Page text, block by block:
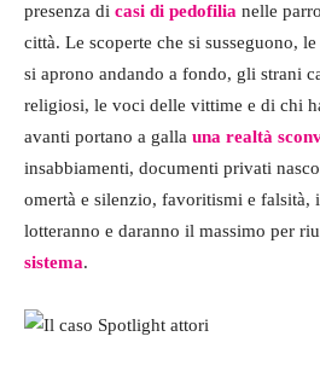
presenza di casi di pedofilia nelle
città. Le scoperte che si susseguono,
si aprono andando a fondo, gli strani
religiosi, le voci delle vittime e di chi
avanti portano a galla una realtà
insabbiamenti, documenti privati
omertà e silenzio, favoritismi e falsità,
lotteranno e daranno il massimo per
sistema.